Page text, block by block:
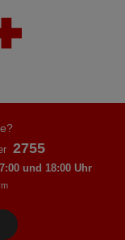
2755
und 18:00 Uhr